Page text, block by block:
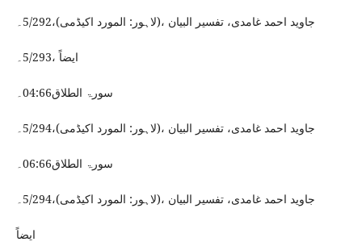
جاوید احمد غامدی، تفسیر البیان ،(لاہور: المورد اکیڈمی)،5/292۔
ایضاً ،5/293۔
سورۃ الطلاق04:66۔
جاوید احمد غامدی، تفسیر البیان ،(لاہور: المورد اکیڈمی)،5/294۔
سورۃ الطلاق06:66۔
جاوید احمد غامدی، تفسیر البیان ،(لاہور: المورد اکیڈمی)،5/294۔
ایضاً